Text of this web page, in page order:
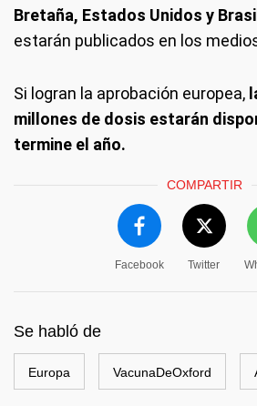
Bretaña, Estados Unidos y
estarán publicados en los
Si logran la aprobación europea,
millones de dosis estarán
termine el año.
COMPARTIR
Facebook Twitter
Se habló de
Europa VacunaDeOxford